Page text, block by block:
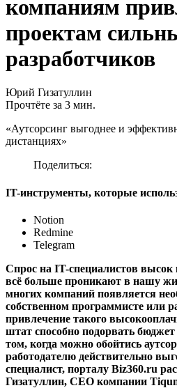
компаниям
проектам
разработчиков
Юрий Гизатуллин
Прочтёте за 3 мин.
«Аутсорсинг выгоднее и
дистанциях»
Поделиться:
IT-инструменты, которые
Notion
Redmine
Telegram
Спрос на IT-специалистов высок
всё больше проникают в нашу
многих компаний появляется
собственном программисте или
привлечение такого
штат способно подорвать
том, когда можно обойтись
работодателю действительно
специалист, порталу Biz360.ru
Гизатуллин, СЕО компании